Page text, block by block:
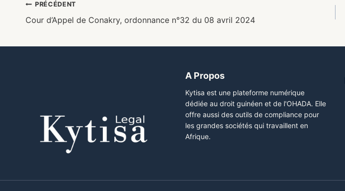
PRÉCÉDENT
Cour d’Appel de Conakry, ordonnance n°32 du 08 avril 2024
A Propos
Kytisa est une plateforme numérique
dédiée au droit guinéen et de l'OHADA. Elle
offre aussi des outils de compliance pour
les grandes sociétés qui travaillent en
Afrique.